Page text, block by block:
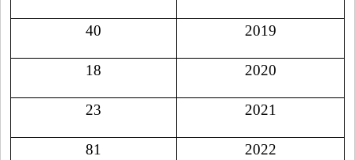
2019
40
2020
18
2021
23
2022
81